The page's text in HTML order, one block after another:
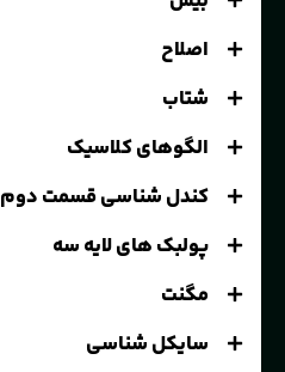
اصلاح
شتاب
الگوهای کلاسیک
کندل شناسی قسمت دوم
پولبک های لایه سه
مگنت
سایکل شناسی